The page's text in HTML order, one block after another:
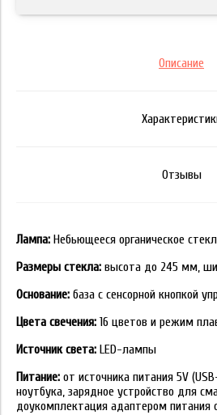
Описание
Отзывы
Лампа: Небьющееся органическое
Размеры стекла: высота до 245 мм,
Основание: база с сенсорной кнопкой
Цвета свечения: 16 цветов и режим
Источник света: LED-лампы
Питание: от источника питания 5V
ноутбука, зарядное устройство для
доукомплектация адаптером питания